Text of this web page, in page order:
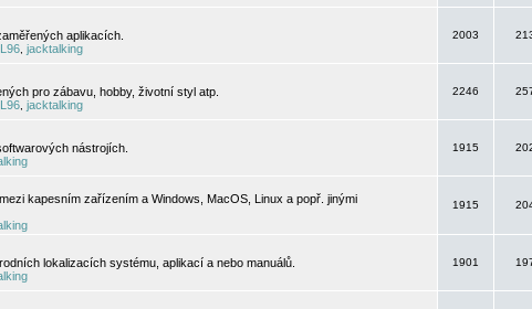
aplikacích.
jacktalking
2003
pro zábavu, hobby, životní styl atp.
jacktalking
2246
nástrojích.
1915
kapesním zařízením a Windows, MacOS, Linux a popř. jinými
1915
lokalizacích systému, aplikací a nebo manuálů.
1901